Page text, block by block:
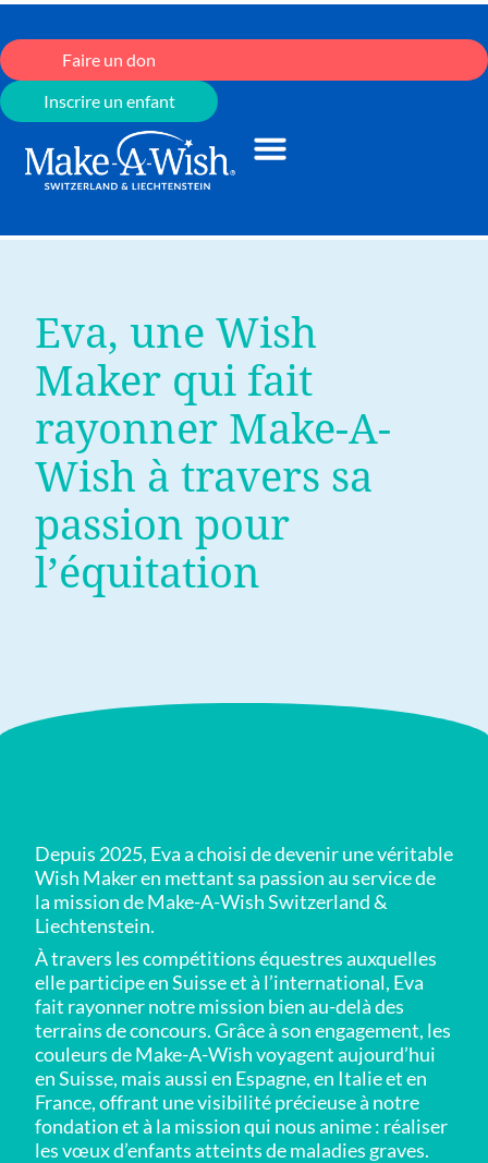
Faire un don
Inscrire un enfant
Eva, une Wish
Maker qui fait
rayonner Make-A-
Wish à travers sa
passion pour
l’équitation
Depuis 2025, Eva a choisi de devenir une véritable
Wish Maker en mettant sa passion au service de
la mission de Make-A-Wish Switzerland &
Liechtenstein.
À travers les compétitions équestres auxquelles
elle participe en Suisse et à l’international, Eva
fait rayonner notre mission bien au-delà des
terrains de concours. Grâce à son engagement, les
couleurs de Make-A-Wish voyagent aujourd’hui
en Suisse, mais aussi en Espagne, en Italie et en
France, offrant une visibilité précieuse à notre
fondation et à la mission qui nous anime : réaliser
les vœux d’enfants atteints de maladies graves.